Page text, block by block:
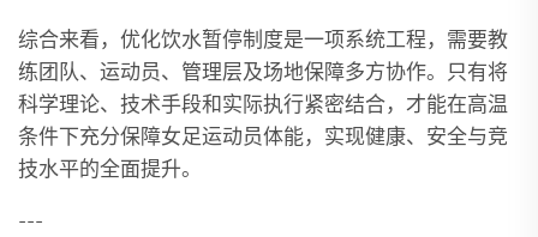
综合来看，优化饮水暂停制度是一项系统工程，需要教
练团队、运动员、管理层及场地保障多方协作。只有将
科学理论、技术手段和实际执行紧密结合，才能在高温
条件下充分保障女足运动员体能，实现健康、安全与竞
技水平的全面提升。
---